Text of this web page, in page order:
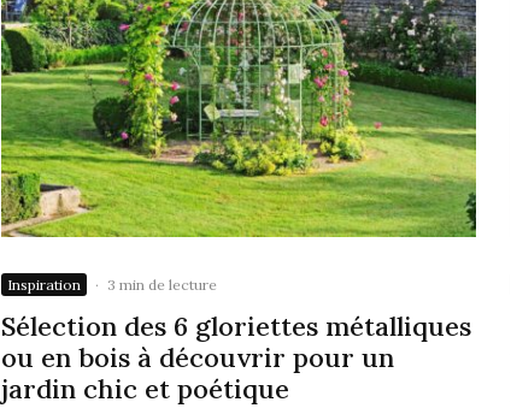
Inspiration · 3 min de lecture
Sélection des 6 gloriettes métalliques
ou en bois à découvrir pour un
jardin chic et poétique